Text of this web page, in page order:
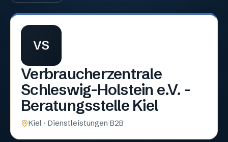
VS
Verbraucherzentrale
Schleswig-Holstein e.V. -
Beratungsstelle Kiel
Kiel · Dienstleistungen B2B